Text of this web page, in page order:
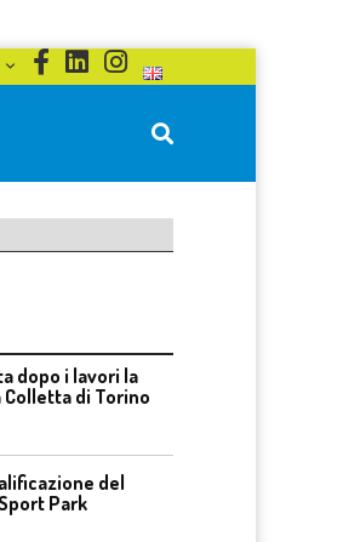
dopo i lavori la
Colletta di Torino
del
Park